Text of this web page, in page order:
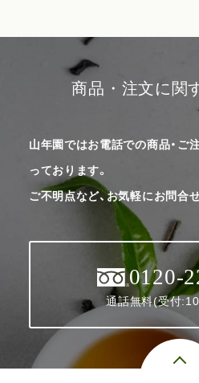
商品・注文に関
山年園ではお電話での商品・ご
っております。
ご不明点など、お気軽にお問合
0120-
通話無料(受付